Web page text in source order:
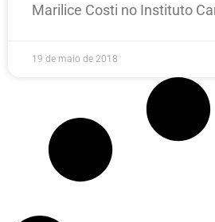
Marilice Costi no Instituto
19 de maio de 2018